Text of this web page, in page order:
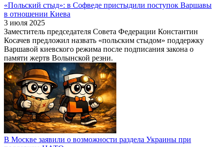
«Польский стыд»: в Софведе пристыдили поступок Варшавы
в отношении Киева
3 июля 2025
Заместитель председателя Совета Федерации Константин
Косачев предложил назвать «польским стыдом» поддержку
Варшавой киевского режима после подписания закона о
памяти жертв Волынской резни.
В Москве заявили о возможности раздела Украины при